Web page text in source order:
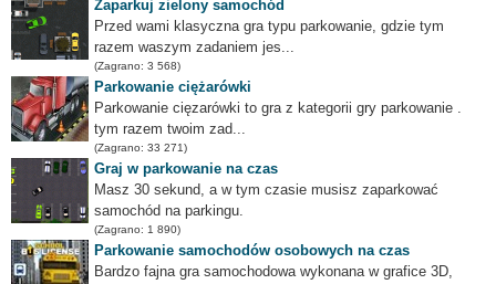
Zaparkuj zielony samochód
Przed wami klasyczna gra typu parkowanie, gdzie tym
razem waszym zadaniem jes...
(Zagrano: 3 568)
Parkowanie ciężarówki
Parkowanie cięzarówki to gra z kategorii gry parkowanie .
tym razem twoim zad...
(Zagrano: 33 271)
Graj w parkowanie na czas
Masz 30 sekund, a w tym czasie musisz zaparkować
samochód na parkingu.
(Zagrano: 1 890)
Parkowanie samochodów osobowych na czas
Bardzo fajna gra samochodowa wykonana w grafice 3D,